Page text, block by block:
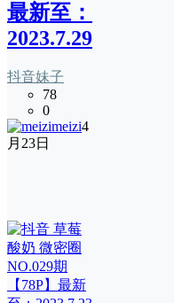
最新至：
2023.7.29
抖音妹子
78
0
meizi4
月23日